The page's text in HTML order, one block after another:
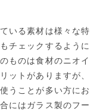
いる素材は様々な特
チェックするように
ものは食材のニオイ
ットがありますが、
うことが多い方にお
にはガラス製のフー